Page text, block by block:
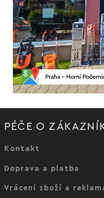
PÉČE O
Kontakt
Doprava a platba
Vrácení zboží a